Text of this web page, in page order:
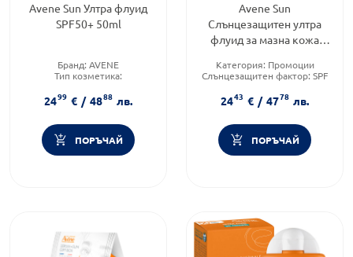
Avene Sun Ултра флуид
SPF50+ 50ml
Бранд: AVENE
Тип козметика:
Форма на продукта:флуид
2499 € / 4888 лв.
ПОРЪЧАЙ
Avene Sun
Слънцезащитен ултра
флуид за мазна кожа
Категория: Промоции
Слънцезащитен фактор: SPF
Тип продукт:Флуид
2443 € / 4778 лв.
ПОРЪЧАЙ